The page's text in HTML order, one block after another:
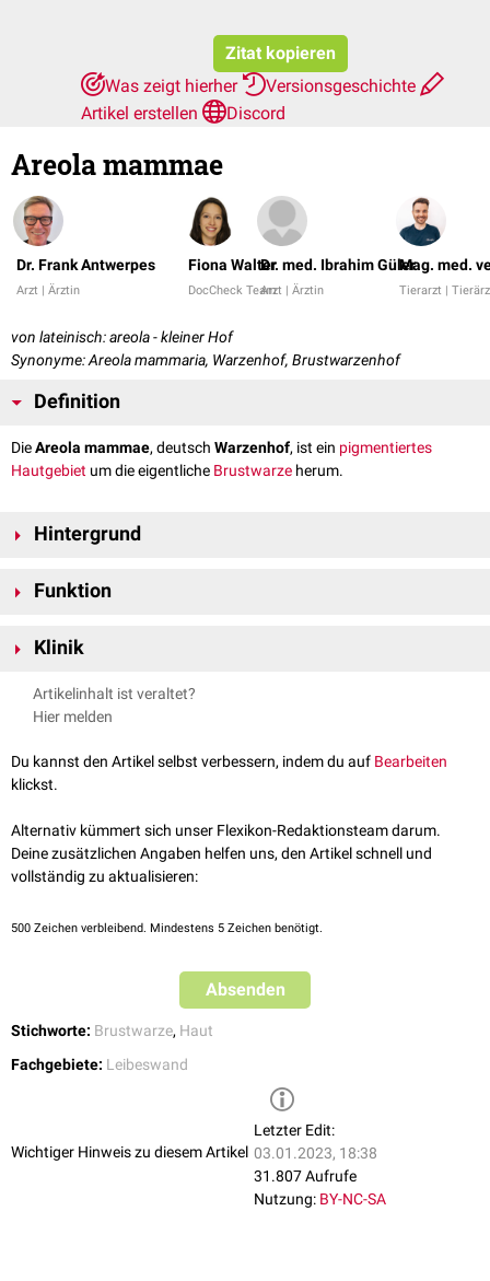
Zitat kopieren
Was zeigt hierher
Versionsgeschichte
Artikel erstellen
Discord
Areola mammae
Dr. Frank Antwerpes
Arzt | Ärztin
Fiona Walter
DocCheck Team
Dr. med. Ibrahim Güler
Arzt | Ärztin
Mag. med.
Tierarzt |
von lateinisch: areola - kleiner Hof
Synonyme: Areola mammaria, Warzenhof, Brustwarzenhof
Definition
DieAreola mammae, deutsch Warzenhof, ist ein pigmentiertes
Hautgebiet um die eigentliche Brustwarze herum.
Hintergrund
areolae) auf, die durch dort lokalisierte
Im Subkutangewebe der Areole befindet sich der
Funktion
sein Durchmesser wird durch Kontraktion der
Klinik
operative Anpassung oder
bezeichnet man als
Artikelinhalt ist veraltet?
Hier melden
Du kannst den Artikel selbst verbessern, indem du auf Bearbeiten
klickst.
Alternativ kümmert sich unser Flexikon-Redaktionsteam darum.
Deine zusätzlichen Angaben helfen uns, den Artikel schnell und
vollständig zu aktualisieren:
500 Zeichen verbleibend. Mindestens 5 Zeichen benötigt.
Absenden
Stichworte: Brustwarze, Haut
Fachgebiete: Leibeswand
Wichtiger Hinweis zu diesem Artikel
Letzter Edit:
03.01.2023, 18:38
31.807 Aufrufe
Nutzung: BY-NC-SA